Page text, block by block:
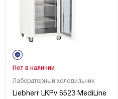
Лабораторный холодильник
Liebherr LKPv 6523 MediLine
Нет в наличии